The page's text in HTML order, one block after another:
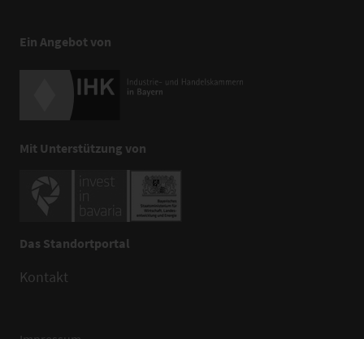
Ein Angebot von
Mit Unterstützung von
Das Standortportal
Kontakt